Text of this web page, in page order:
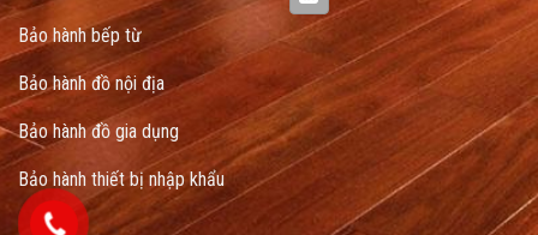
Bảo hành bếp từ
Bảo hành đồ nội địa
Bảo hành đồ gia dụng
Bảo hành thiết bị nhập khẩu